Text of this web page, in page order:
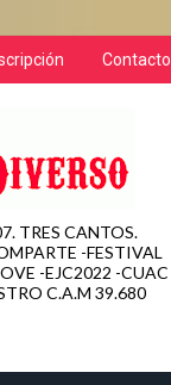
Contacto
TRES CANTOS.
-FESTIVAL
-EJC2022 -CUAC
C.A.M 39.680